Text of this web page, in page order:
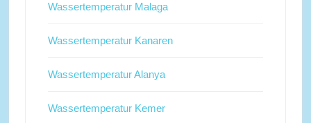
Wassertemperatur Malaga
Wassertemperatur Kanaren
Wassertemperatur Alanya
Wassertemperatur Kemer